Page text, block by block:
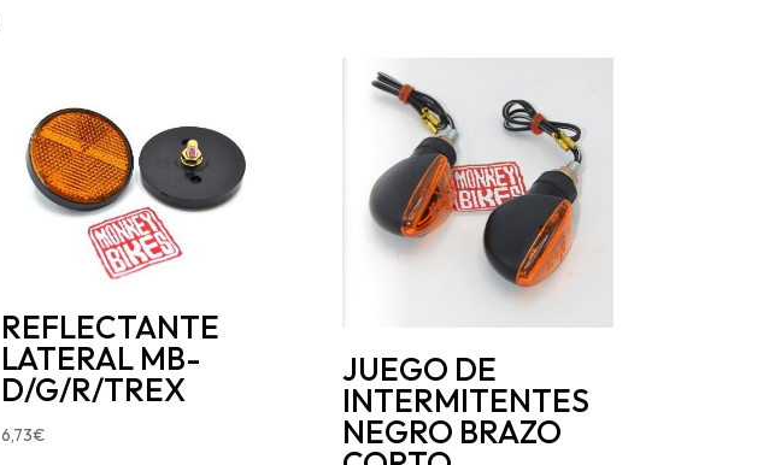
REFLECTANTE
LATERAL MB-
D/G/R/TREX
6,73€
JUEGO DE
INTERMITENTES
NEGRO BRAZO